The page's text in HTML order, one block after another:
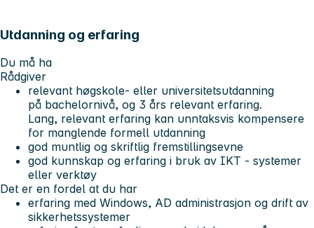
Utdanning og erfaring
Du må ha
Rådgiver
relevant høgskole- eller universitetsutdanning
på bachelornivå, og 3 års relevant erfaring.
Lang, relevant erfaring kan unntaksvis kompensere
for manglende formell utdanning
god muntlig og skriftlig fremstillingsevne
god kunnskap og erfaring i bruk av IKT - systemer
eller verktøy
Det er en fordel at du har
erfaring med Windows, AD administrasjon og drift av
sikkerhetssystemer